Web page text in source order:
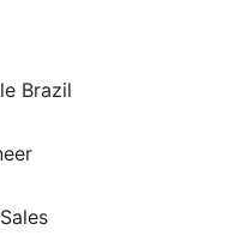
Brazil